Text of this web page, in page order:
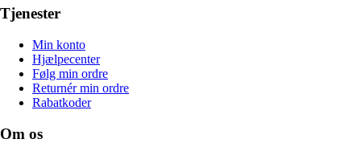
Tjenester
Min konto
Hjælpecenter
Følg min ordre
Returnér min ordre
Rabatkoder
Om os